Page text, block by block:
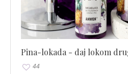
Pina-lokada - daj lokom
44